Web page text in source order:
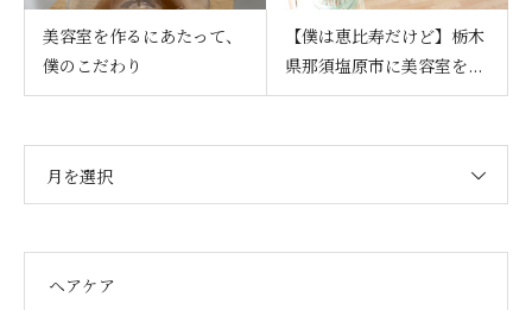
美容室を作るにあたって、
僕のこだわり
【僕は恵比寿だけど】栃木
県那須塩原市に美容室を...
月を選択
ヘアケア